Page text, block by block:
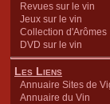
Revues sur le vin
Jeux sur le vin
Collection d'Arômes
DVD sur le vin
Les Liens
Annuaire Sites de
Annuaire du Vin